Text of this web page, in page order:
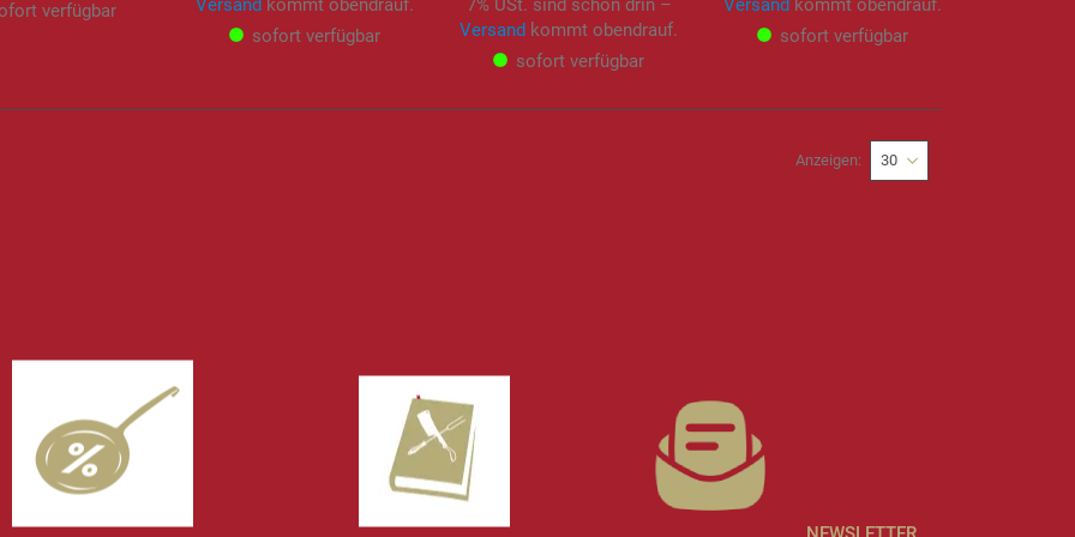
verfügbar Versand kommt obendrauf.
sofort verfügbar
7% USt. sind schon drin –
Versand kommt obendrauf.
sofort verfügbar
Versand kommt obendrauf.
sofort verfügbar
Anzeigen